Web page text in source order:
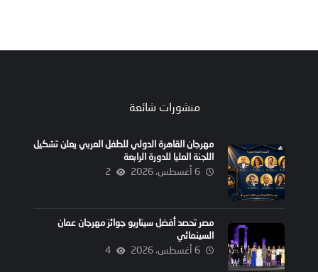
منشورات شائعة
مهرجان القاهرة الدولي للطفل العربي يعلن تشكيل
اللجنة العليا للدورة الرابعة
6 أغسطس، 2026 2
مصر تحصد أفضل سيناريو جوائز مهرجان عمان
السينمائي
6 أغسطس، 2026 4